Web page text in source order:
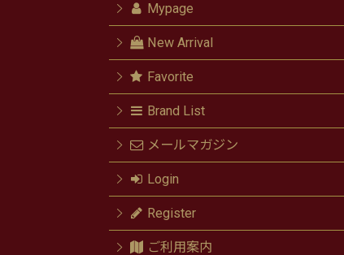
Mypage
New Arrival
Favorite
Brand List
メールマガジン
Login
Register
ご利用案内